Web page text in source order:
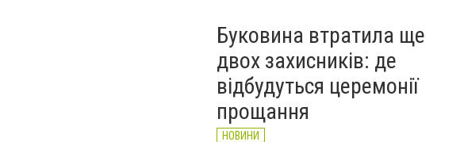
Буковина втратила ще
двох захисників: де
відбудуться церемонії
прощання
НОВИНИ